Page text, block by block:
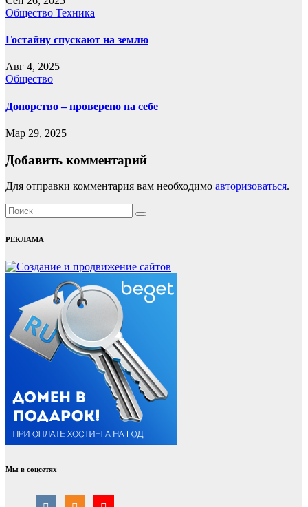
Общество Техника
Гостайну спускают на землю
Авг 4, 2025
Общество
Донорство – проверено на себе
Мар 29, 2025
Добавить комментарий
Для отправки комментария вам необходимо авторизоваться.
РЕКЛАМА
Мы в соцсетях